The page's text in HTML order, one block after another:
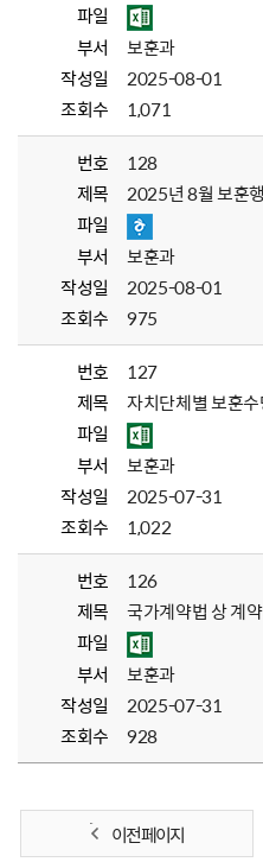
파일
부서
보훈과
작성일
2025-08-01
조회수
1,071
번호
128
제목
2025년 8월 보훈
파일
부서
보훈과
작성일
2025-08-01
조회수
975
번호
127
제목
자치단체별 보훈
파일
부서
보훈과
작성일
2025-07-31
조회수
1,022
번호
126
제목
국가계약법 상 계
파일
부서
보훈과
작성일
2025-07-31
조회수
928
이전 페이지